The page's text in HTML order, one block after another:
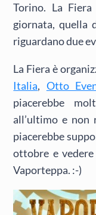
Torino. La
giornata, quella
riguardano due
La Fiera è
Italia, Otto
piacerebbe
all’ultimo e non
piacerebbe
ottobre e
Vaporteppa. :-)